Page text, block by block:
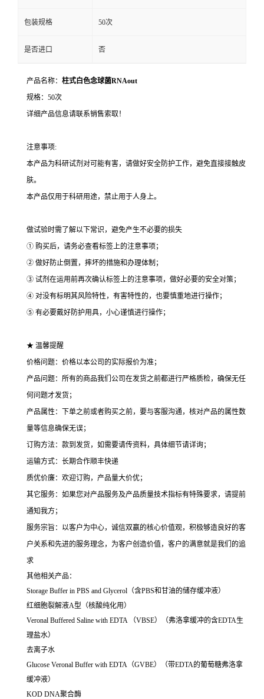
包装规格 50次
是否进口 否
产品名称： 柱式白色念球菌RNAout
规格：50次
详细产品信息请联系销售索取！
注意事项:
本产品为科研试剂对可能有害，请做好安全防护工作，避免直接接触皮
肤。
本产品仅用于科研用途，禁止用于人身上。
做试验时需了解以下常识，避免产生不必要的损失
① 购买后，请务必查看标签上的注意事项；
② 做好防止倒置，摔坏的措施和办理体制；
③ 试剂在运用前再次确认标签上的注意事项，做好必要的安全对策；
④ 对没有标明其风险特性，有害特性的，也要慎重地进行操作；
⑤ 有必要戴好防护用具，小心谨慎进行操作；
★ 温馨提醒
价格问题：价格以本公司的实际报价为准；
产品问题：所有的商品我们公司在发货之前都进行严格质检，确保无任
何问题才发货；
产品属性：下单之前或者购买之前，要与客服沟通，核对产品的属性数
量等信息确保无误；
订购方法：款到发货，如需要请传资料，具体细节请详询；
运输方式：长期合作顺丰快递
质优价廉：欢迎订购，产品量大价优；
其它服务：如果您对产品服务及产品质量技术指标有特殊要求，请提前
通知我方；
服务宗旨：以客户为中心，诚信双赢的核心价值观，积极够造良好的客
户关系和先进的服务理念，为客户创造价值，客户的满意就是我们的追
求
其他相关产品：
Storage Buffer in PBS and Glycerol（含PBS和甘油的储存缓冲液）
红细胞裂解液A型（核酸纯化用）
Veronal Buffered Saline with EDTA （VBSE）（弗洛拿缓冲的含EDTA生
理盐水）
去离子水
Glucose Veronal Buffer with EDTA（GVBE）（带EDTA的葡萄糖弗洛拿
缓冲液）
KOD DNA聚合酶